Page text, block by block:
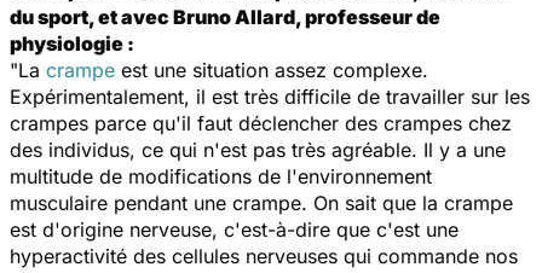
du sport, et avec Bruno Allard, professeur de
physiologie :
"La crampe est une situation assez complexe.
Expérimentalement, il est très difficile de travailler sur les
crampes parce qu'il faut déclencher des crampes chez
des individus, ce qui n'est pas très agréable. Il y a une
multitude de modifications de l'environnement
musculaire pendant une crampe. On sait que la crampe
est d'origine nerveuse, c'est-à-dire que c'est une
hyperactivité des cellules nerveuses qui commande nos